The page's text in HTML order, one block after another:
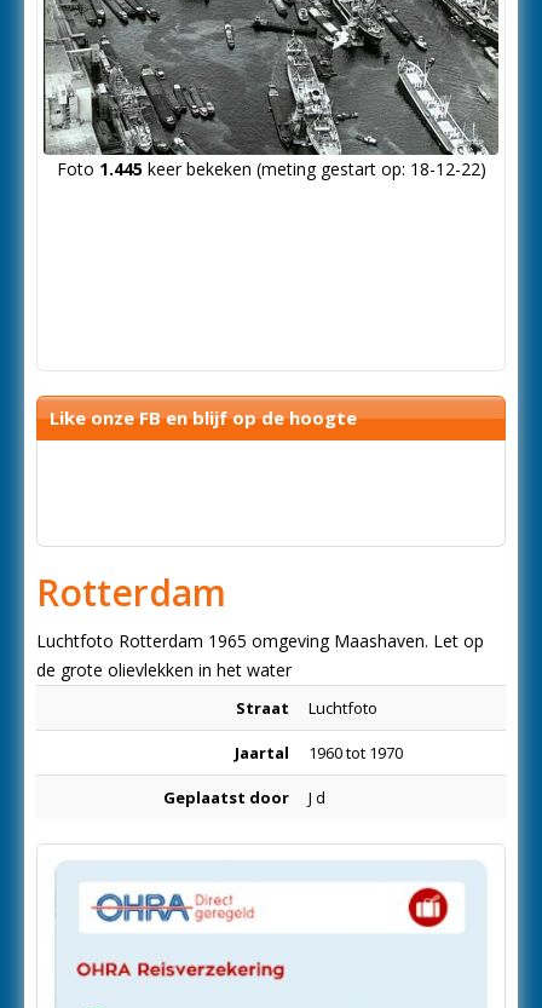
Foto 1.445keer bekeken (meting gestart op: 18-12-22)
Like onze FB en blijf op de hoogte
Rotterdam
Luchtfoto Rotterdam 1965 omgeving Maashaven. Let op
de grote olievlekken in het water
Straat Luchtfoto
Jaartal 1960 tot 1970
Geplaatst door J d